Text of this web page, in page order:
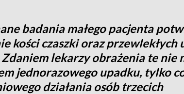
badania małego pacjenta
kości czaszki oraz przewlekłych
Zdaniem lekarzy obrażenia te nie
jednorazowego upadku, tylko
działania osób trzecich